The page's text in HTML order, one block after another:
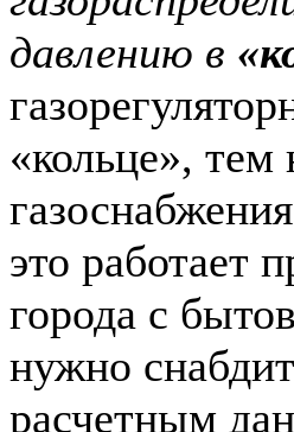
давлению в
«кольце», тем
это работает
города с
нужно
расчетным